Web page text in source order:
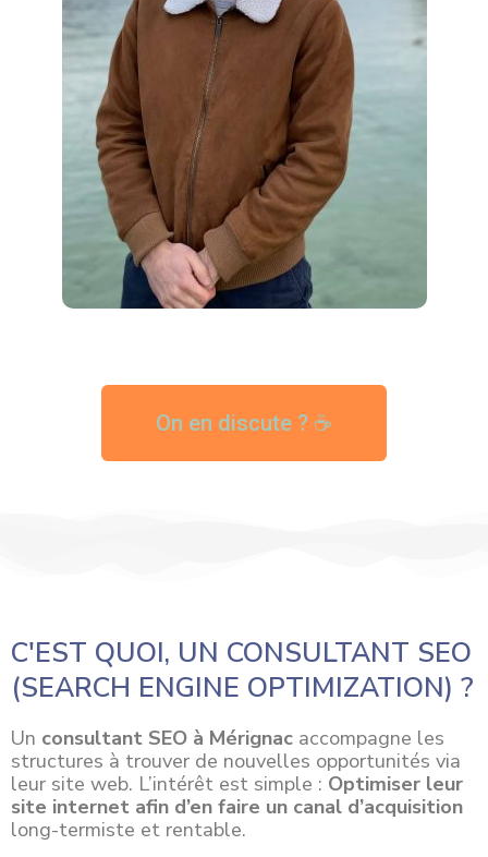
On en discute ? ☕
C'EST QUOI, UN CONSULTANT SEO
(SEARCH ENGINE OPTIMIZATION) ?
Un consultant SEO à Mérignac accompagne les
structures à trouver de nouvelles opportunités via
leur site web. L’intérêt est simple : Optimiser leur
site internet afin d’en faire un canal d’acquisition
long-termiste et rentable.